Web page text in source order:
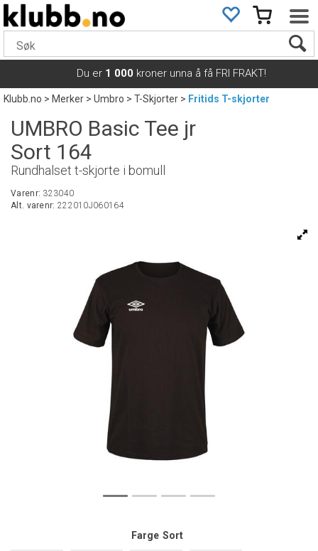
Du er 1 000 kroner unna å få FRI FRAKT!
Klubb.no>Merker>Umbro>T-Skjorter> Fritids T-skjorter
UMBRO Basic Tee jr
Sort 164
Rundhalset t-skjorte i bomull
Varenr: 323040
Alt. varenr: 222010J060164
Farge Sort